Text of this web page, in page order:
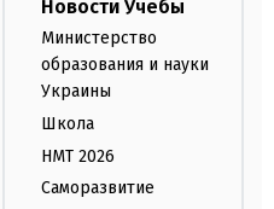
Новости Учебы
Министерство
образования и науки
Украины
Школа
НМТ 2026
Саморазвитие